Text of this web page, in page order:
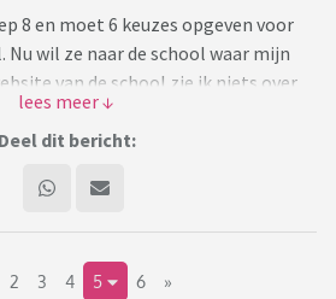
8 en moet 6 keuzes opgeven voor
Nu wil ze naar de school waar mijn
van de school zie ik niets over
en zusjes. Op een andere middelbare
krijgen broertjes en zusjes wel
geven aan broertjes en zusjes.
vraag niet om of de school van de
want dat kan ik zelf wel
Deel dit bericht:
2 3 4 5 6 »